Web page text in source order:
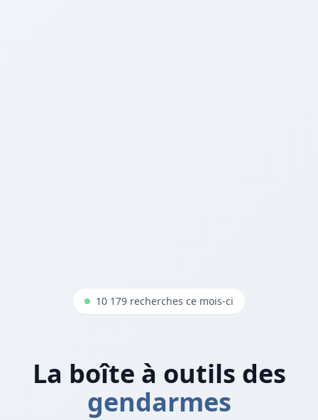
10 179 recherches ce mois-ci
La boîte à outils des
gendarmes